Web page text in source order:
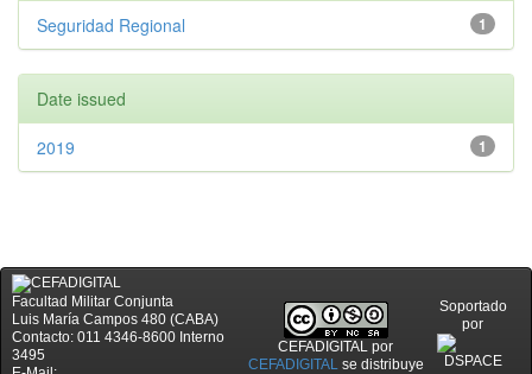
1
Seguridad Regional
Date issued
1
2019
Facultad Militar Conjunta
Luis María Campos 480 (CABA)
Contacto: 011 4346-8600 Interno
3495
CEFADIGITAL por
CEFADIGITALse distribuye
Soportado
por